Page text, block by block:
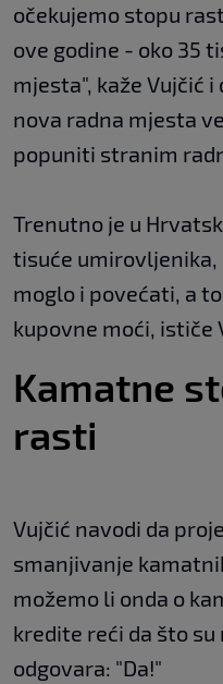
očekujemo stopu
ove godine - oko 35
mjesta", kaže Vujčić i
nova radna mjesta
popuniti stranim
Trenutno je u
tisuće umirovljenika,
moglo i povećati, a
kupovne moći, ističe
Kamatne
rasti
Vujčić navodi da
smanjivanje
možemo li onda o
kredite reći da što su
odgovara: "Da!"